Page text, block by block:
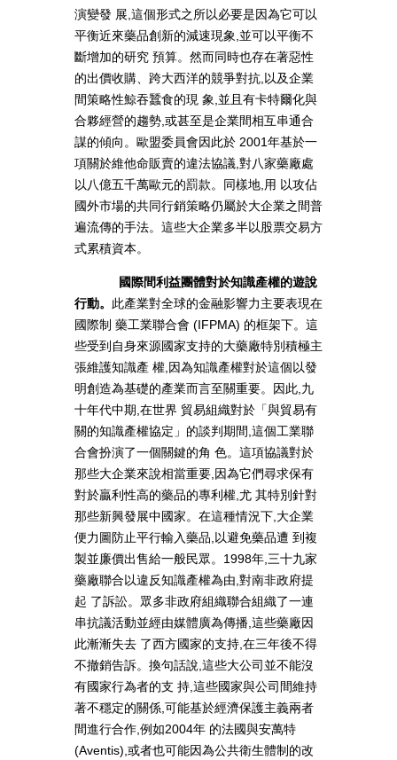
演變發 展,這個形式之所以必要是因為它可以
平衡近來藥品創新的減速現象,並可以平衡不
斷增加的研究 預算。然而同時也存在著惡性
的出價收購、跨大西洋的競爭對抗,以及企業
間策略性鯨吞蠶食的現 象,並且有卡特爾化與
合夥經營的趨勢,或甚至是企業間相互串通合
謀的傾向。歐盟委員會因此於 2001年基於一
項關於維他命販賣的違法協議,對八家藥廠處
以八億五千萬歐元的罰款。同樣地,用 以攻佔
國外市場的共同行銷策略仍屬於大企業之間普
遍流傳的手法。這些大企業多半以股票交易方
式累積資本。
國際間利益團體對於知識產權的遊說
行動。 此產業對全球的金融影響力主要表現在
國際制 藥工業聯合會 (IFPMA) 的框架下。這
些受到自身來源國家支持的大藥廠特別積極主
張維護知識產 權,因為知識產權對於這個以發
明創造為基礎的產業而言至關重要。因此,九
十年代中期,在世界 貿易組織對於「與貿易有
關的知識產權協定」的談判期間,這個工業聯
合會扮演了一個關鍵的角 色。這項協議對於
那些大企業來說相當重要,因為它們尋求保有
對於贏利性高的藥品的專利權,尤 其特別針對
那些新興發展中國家。在這種情況下,大企業
便力圖防止平行輸入藥品,以避免藥品遭 到複
製並廉價出售給一般民眾。1998年,三十九家
藥廠聯合以違反知識產權為由,對南非政府提
起 了訴訟。眾多非政府組織聯合組織了一連
串抗議活動並經由媒體廣為傳播,這些藥廠因
此漸漸失去 了西方國家的支持,在三年後不得
不撤銷告訴。換句話說,這些大公司並不能沒
有國家行為者的支 持,這些國家與公司間維持
著不穩定的關係,可能基於經濟保護主義兩者
間進行合作,例如2004年 的法國與安萬特
(Aventis),或者也可能因為公共衛生體制的改